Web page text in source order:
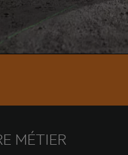
MÉTIER